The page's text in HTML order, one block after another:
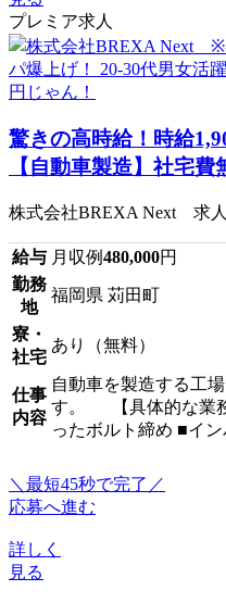
プレミア求人
驚きの高時給！時給
【自動車製造】社宅費
株式会社BREXA Next 求人
給与 月収例480,000円
勤務
地
福岡県 苅田町
寮・
社宅
あり（無料）
仕事
内容
自動車を製造する工
す。 【具体的な業
ったボルト締め ■イ
＼最短45秒で完了／
応募へ進む
詳しく
見る